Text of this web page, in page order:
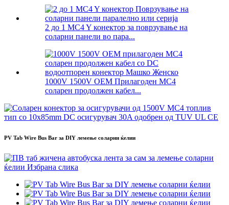
2 до 1 MC4 Y конектор за поврзување на
соларни панели во пара...
1000V 1500V OEM Прилагоден MC4
соларен продолжен кабел...
PV Tab Wire Bus Bar за DIY лемење соларни ќелии